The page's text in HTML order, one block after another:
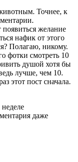
Точнее, к
появиться желание
нафик от этого
Полагаю, никому.
фотки смотреть 10
душой хотя бы
лучше, чем 10.
этот пост сначала.
даже